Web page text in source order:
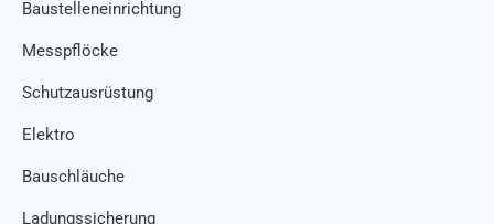
Baustelleneinrichtung
Messpflöcke
Schutzausrüstung
Elektro
Bauschläuche
Ladungssicherung